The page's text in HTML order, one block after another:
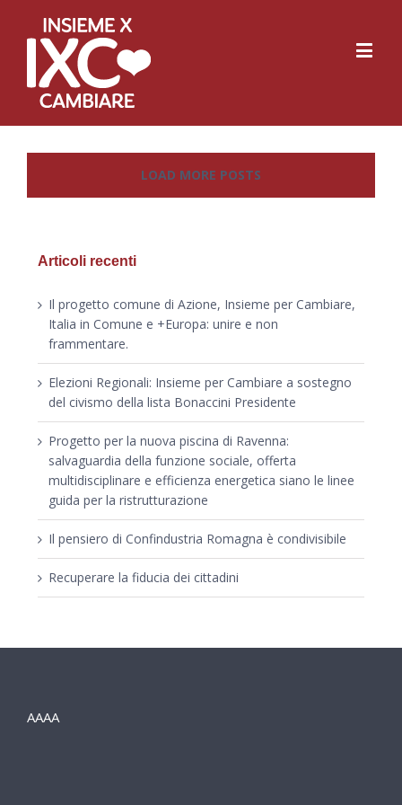
LOAD MORE POSTS
Articoli recenti
Il progetto comune di Azione, Insieme per Cambiare,
Italia in Comune e +Europa: unire e non
frammentare.
Elezioni Regionali: Insieme per Cambiare a sostegno
del civismo della lista Bonaccini Presidente
Progetto per la nuova piscina di Ravenna:
salvaguardia della funzione sociale, offerta
multidisciplinare e efficienza energetica siano le linee
guida per la ristrutturazione
Il pensiero di Confindustria Romagna è condivisibile
Recuperare la fiducia dei cittadini
AAAA